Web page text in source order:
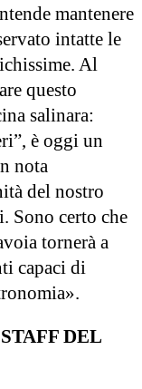
mantenere
intatte le
Al
questo
salinara:
è oggi un
nota
del nostro
Sono certo che
tornerà a
capaci di
DEL